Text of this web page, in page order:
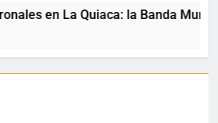
en La Quiaca: la Banda Municipal